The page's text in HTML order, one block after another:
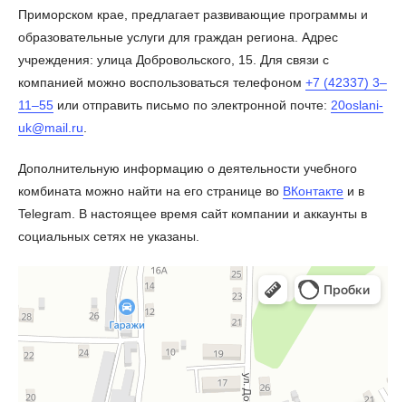
Приморском крае, предлагает развивающие программы и
образовательные услуги для граждан региона. Адрес
учреждения: улица Добровольского, 15. Для связи с
компанией можно воспользоваться телефоном +7 (42337) 3‒
11‒55 или отправить письмо по электронной почте: 20oslani-
uk@mail.ru
Дополнительную информацию о деятельности учебного
комбината можно найти на его странице во ВКонтакте и в
Telegram. В настоящее время сайт компании и аккаунты в
социальных сетях не указаны.